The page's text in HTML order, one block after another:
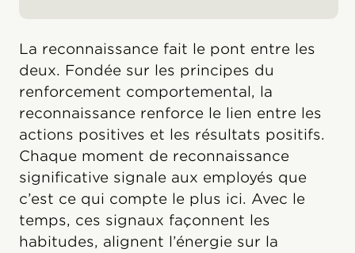
La reconnaissance fait le pont entre les
deux. Fondée sur les principes du
renforcement comportemental, la
reconnaissance renforce le lien entre les
actions positives et les résultats positifs.
Chaque moment de reconnaissance
significative signale aux employés que
c’est ce qui compte le plus ici. Avec le
temps, ces signaux façonnent les
habitudes, alignent l’énergie sur la